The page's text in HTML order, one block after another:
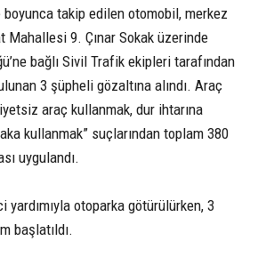
boyunca takip edilen otomobil, merkez
Mahallesi 9. Çınar Sokak üzerinde
bağlı Sivil Trafik ekipleri tarafından
3 şüpheli gözaltına alındı. Araç
araç kullanmak, dur ihtarına
kullanmak” suçlarından toplam 380
uygulandı.
yardımıyla otoparka götürülürken, 3
başlatıldı.